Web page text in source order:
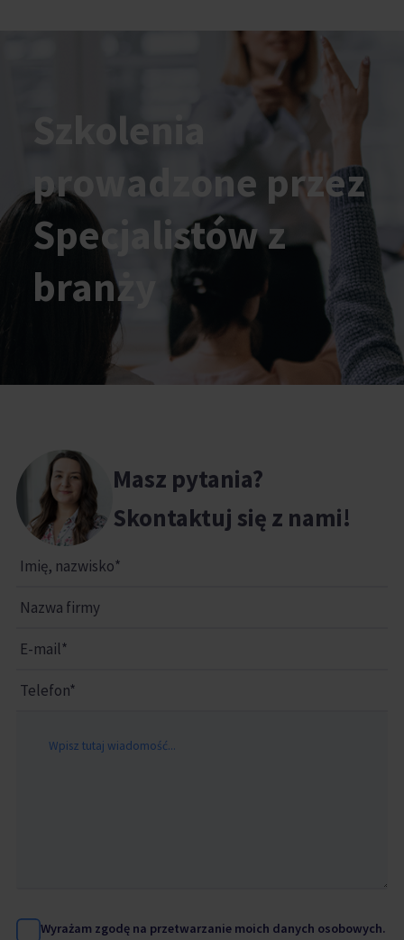
Szkolenia
prowadzone przez
Specjalistów z
branży
Masz pytania?
Skontaktuj się z nami!
Wyrażam zgodę na przetwarzanie moich danych osobowych.